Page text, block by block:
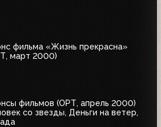
фильма «Жизнь прекрасна»
март 2000)
фильмов (ОРТ, апрель 2000)
со звезды, Деньги на ветер,